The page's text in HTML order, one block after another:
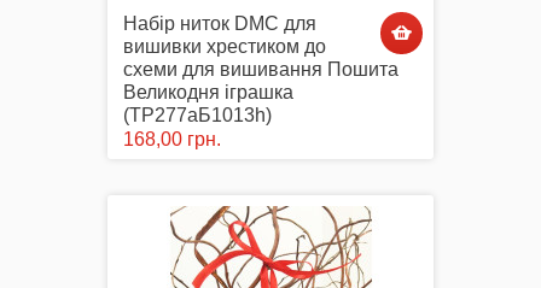
Набір ниток DMC для
вишивки хрестиком до
схеми для вишивання Пошита
Великодня іграшка
(ТР277аБ1013h)
168,00 грн.